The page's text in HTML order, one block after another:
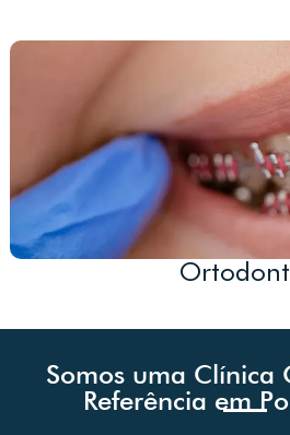
Somos uma Clínica
Referência em